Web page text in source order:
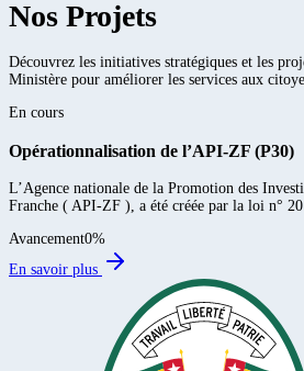
Nos Projets
Découvrez les initiatives stratégiques et les
Ministère pour améliorer les services aux
En cours
Opérationnalisation de l’API-ZF (P30)
L’Agence nationale de la Promotion des
Franche ( API-ZF ), a été créée par la loi n°
Avancement0%
En savoir plus